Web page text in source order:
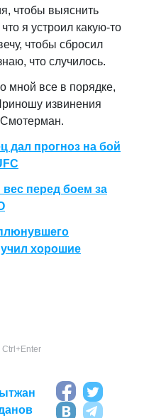
чтобы выяснить
я устроил какую-то
чтобы сбросил
что случилось.
мной все в порядке,
извинения
дал прогноз на бой
перед боем за
хорошие